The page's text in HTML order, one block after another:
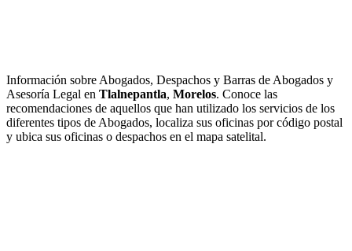
Información sobre Abogados, Despachos y Barras de Abogados y
Asesoría Legal en Tlalnepantla, Morelos. Conoce las
recomendaciones de aquellos que han utilizado los servicios de los
diferentes tipos de Abogados, localiza sus oficinas por código postal
y ubica sus oficinas o despachos en el mapa satelital.